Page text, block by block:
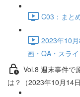
C03：まと
2023年10
画・QA・スラ
Vol.8 週末事件で
は？（2023年10月14日